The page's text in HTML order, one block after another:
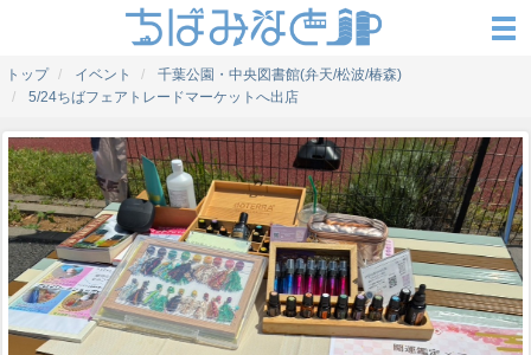
トップ イベント
千葉公園・中央図書館(弁天/松波/椿森)
5/24ちばフェアトレードマーケットへ出店